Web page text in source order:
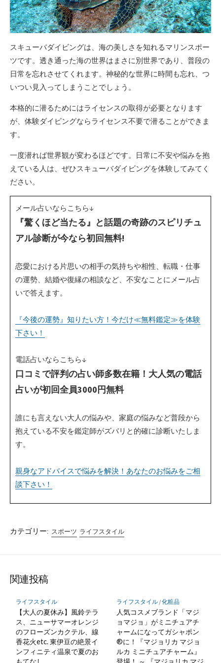
スキューバダイビングは、海の美しさを知れるマリンスポー
ツです。透き通った海の世界はまさに別世界であり、普段の
日常を忘れさせてくれます。神秘的な世界に時間も忘れ、つ
いつい見入ってしまうことでしょう。
本格的に潜るためにはライセンスの取得が必要となります
が、体験ダイビングならライセンス不要で潜ることができま
す。
一度潜れば世界観が変わるほどです。日常に不安や悩みを抱
えている人は、ぜひスキューバダイビングを体験してみてく
ださい。
メール占いならこちら↓
『驚くほど当たる』と話題の奇跡のスピリチュ
アル診断が今なら初回無料!
恋愛における片思いの相手の気持ちや相性、転職・仕事
の運勢、結婚や復縁の相談など、不安なことにメール占
いで答えます。
『今後の運勢』知りたい方！今だけ≪無料鑑定≫を体験
下さい！
電話占いならこちら↓
口コミで評判の占い師多数在籍！大人気の電話
占いが初回全員3000円無料
誰にも言えない大人の悩みや、家庭の悩みなど普段から
抱えている不安を鑑定師がズバリと的確に診断いたしま
す。
親身なアドバイスで悩みを解決！あなたのお悩みをご相
談下さい！
カテゴリー: スポーツ ライフスタイル
関連投稿
ライフスタイル
【大人の夏休み】風鈴テラ
ス、ニューサマーオレンジ
のフローズンカクテル、線
香花火etc. 東伊豆の絶景イ
ンフィニティ温泉で夏のお
ライフスタイル/化粧品
人気コスメブランド「マジ
ョマジョ」がミニチュアチ
ャームになってガシャポン
®に！『マジョリカ マジョ
ルカ ミニチュアチャーム』